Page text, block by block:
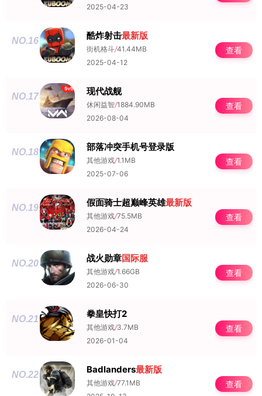
2025-04-23
NO.16 酷炸射击最新版
街机格斗/41.44MB
2025-04-12
查看
NO.17 现代战舰
休闲益智/1884.90MB
2026-08-04
查看
NO.18 部落冲突手机号登录版
其他游戏/1.1MB
2025-07-06
查看
NO.19 假面骑士超巅峰英雄最新版
其他游戏/75.5MB
2026-04-24
查看
NO.20 战火勋章国际服
其他游戏/1.66GB
2026-06-30
查看
NO.21 拳皇快打2
其他游戏/3.7MB
2026-01-04
查看
NO.22 Badlanders最新版
其他游戏/77.1MB
查看